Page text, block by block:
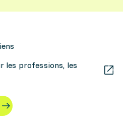
les professions, les